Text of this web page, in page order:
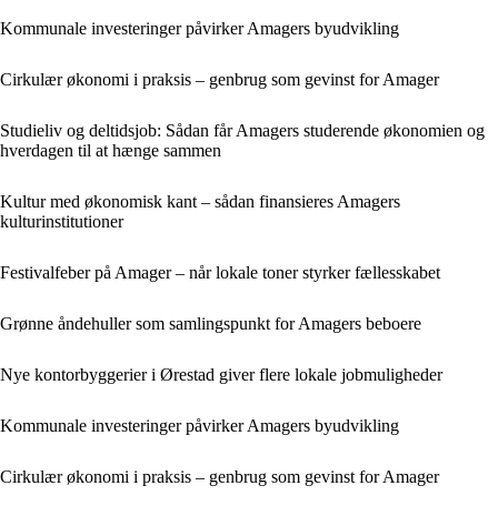
Kommunale investeringer påvirker Amagers byudvikling
Cirkulær økonomi i praksis – genbrug som gevinst for Amager
Studieliv og deltidsjob: Sådan får Amagers studerende økonomien og
hverdagen til at hænge sammen
Kultur med økonomisk kant – sådan finansieres Amagers
kulturinstitutioner
Festivalfeber på Amager – når lokale toner styrker fællesskabet
Grønne åndehuller som samlingspunkt for Amagers beboere
Nye kontorbyggerier i Ørestad giver flere lokale jobmuligheder
Kommunale investeringer påvirker Amagers byudvikling
Cirkulær økonomi i praksis – genbrug som gevinst for Amager